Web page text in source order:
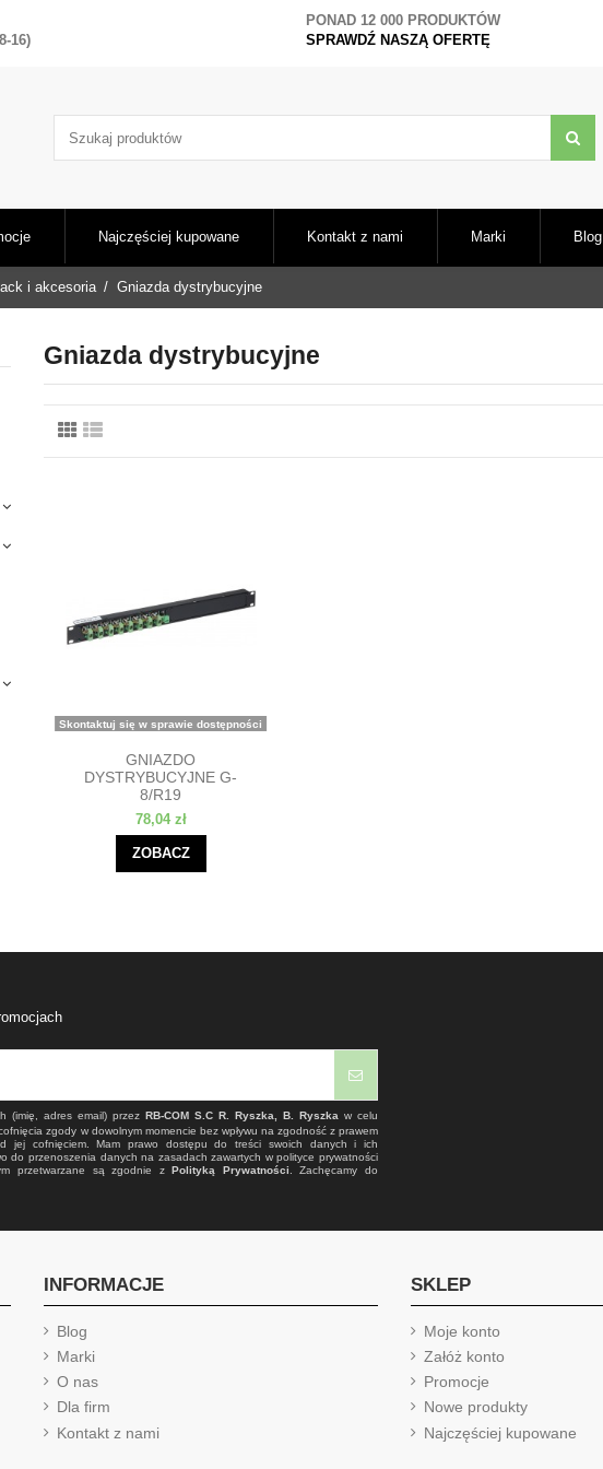
16)
PONAD 12 000 PRODUKTÓW
SPRAWDŹ NASZĄ OFERTĘ
Najczęściej kupowane Kontakt z nami Marki Blog
i akcesoria Gniazda dystrybucyjne
Gniazda dystrybucyjne
Skontaktuj się w sprawie dostępności
GNIAZDO
DYSTRYBUCYJNE G-
8/R19
78,04 zł
ZOBACZ
(imię, adres email) przezRB-COM S.C R. Ryszka, B. Ryszka w celu
zgody w dowolnym momencie bez wpływu na zgodność z prawem
jej cofnięciem. Mam prawo dostępu do treści swoich danych i ich
do przenoszenia danych na zasadach zawartych w polityce prywatności
przetwarzane są zgodnie zPolityką Prywatności. Zachęcamy do
INFORMACJE
Blog
Marki
O nas
Dla firm
Kontakt z nami
SKLEP
Moje konto
Załóż konto
Promocje
Nowe produkty
Najczęściej kupowane